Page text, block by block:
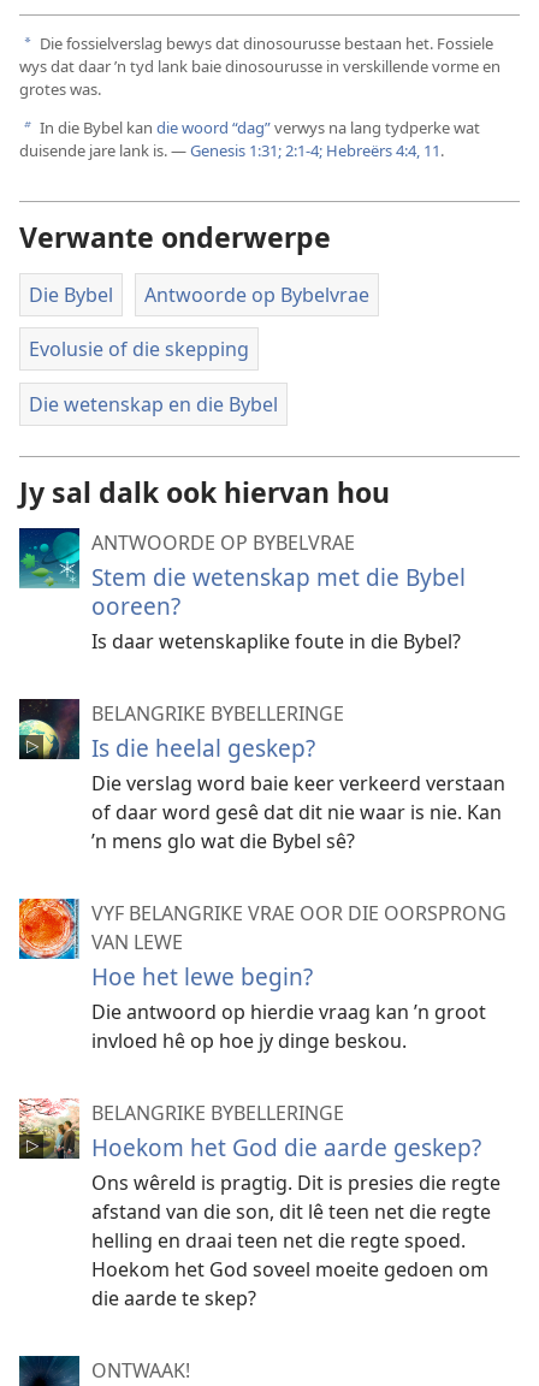
a Die fossielverslag bewys dat dinosourusse bestaan het. Fossiele
wys dat daar ’n tyd lank baie dinosourusse in verskillende vorme en
grotes was.
b In die Bybel kan die woord “dag”verwys na lang tydperke wat
duisende jare lank is. —Genesis 1:31;2:1-4; Hebreërs 4:4, 11.
Verwante onderwerpe
Die Bybel Antwoorde op Bybelvrae
Evolusie of die skepping
Die wetenskap en die Bybel
Jy sal dalk ook hiervan hou
ANTWOORDE OP BYBELVRAE
Stem die wetenskap met die Bybel
ooreen?
Is daar wetenskaplike foute in die Bybel?
BELANGRIKE BYBELLERINGE
Is die heelal geskep?
Die verslag word baie keer verkeerd verstaan
of daar word gesê dat dit nie waar is nie. Kan
’n mens glo wat die Bybel sê?
VYF BELANGRIKE VRAE OOR DIE OORSPRONG
VAN LEWE
Hoe het lewe begin?
Die antwoord op hierdie vraag kan ’n groot
invloed hê op hoe jy dinge beskou.
BELANGRIKE BYBELLERINGE
Hoekom het God die aarde geskep?
Ons wêreld is pragtig. Dit is presies die regte
afstand van die son, dit lê teen net die regte
helling en draai teen net die regte spoed.
Hoekom het God soveel moeite gedoen om
die aarde te skep?
ONTWAAK!